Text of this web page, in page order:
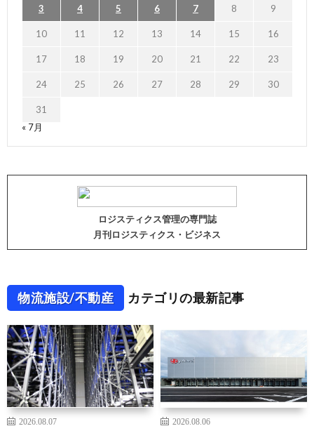
3 4 5 6 7 8 9
10 11 12 13 14 15 16
17 18 19 20 21 22 23
24 25 26 27 28 29 30
31
« 7月
ロジスティクス管理の専門誌
月刊ロジスティクス・ビジネス
物流施設/不動産 カテゴリの最新記事
2026.08.07
2026.08.06